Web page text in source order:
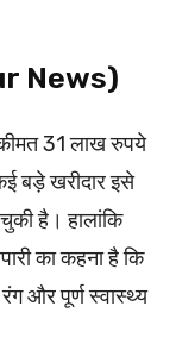
News)
31 लाख रुपये
बड़े खरीदार इसे
है। हालांकि
का कहना है कि
और पूर्ण स्वास्थ्य